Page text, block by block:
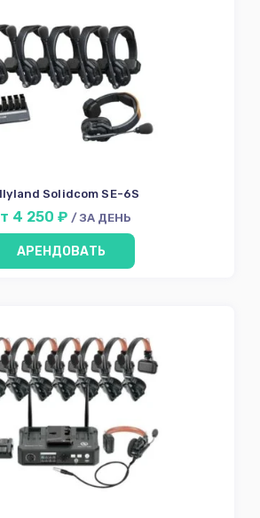
Solidcom SE-6S
4 250 ₽ / ЗА ДЕНЬ
АРЕНДОВАТЬ